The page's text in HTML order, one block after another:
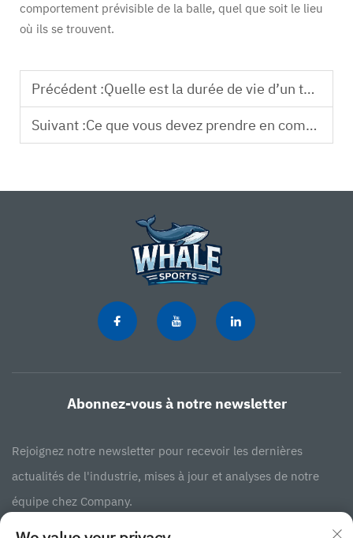
comportement prévisible de la balle, quel que soit le lieu
où ils se trouvent.
Précédent :Quelle est la durée de vie d’un terrain de padel de haute qualité
Suivant :Ce que vous devez prendre en compte lors du choix d’un fabricant de terrain de padel
Abonnez-vous à notre newsletter
Rejoignez notre newsletter pour recevoir les dernières
actualités de l'industrie, mises à jour et analyses de notre
équipe chez Company.